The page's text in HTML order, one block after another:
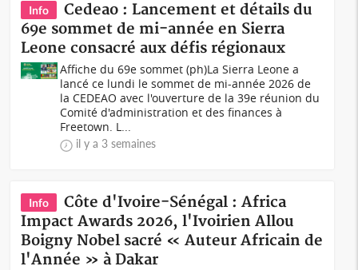
Info
Cedeao : Lancement et détails du
69e sommet de mi-année en Sierra
Leone consacré aux défis régionaux
Affiche du 69e sommet (ph)La Sierra Leone a
lancé ce lundi le sommet de mi-année 2026 de
la CEDEAO avec l'ouverture de la 39e réunion du
Comité d'administration et des finances à
Freetown. L...
il y a 3 semaines
Info
Côte d'Ivoire-Sénégal : Africa
Impact Awards 2026, l'Ivoirien Allou
Boigny Nobel sacré « Auteur Africain de
l'Année » à Dakar